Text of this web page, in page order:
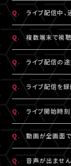
2.推奨環境から
ご利用の環境
い可能性がご
スマートフォン
リ内ブラウジン
は「Safari」、
用ください。
3.全て半角英数
必ず半角数字
4.スペースが入
入力の際、前後
※「決済完了の
※アーカイブ配
す。
※コンビニ決済
金）完了後にご
力ください。
※パスワードを
えます。
▼以下もあわせ
1.ご登録のA!-
用になってい
2.推奨環境から
ご利用の環境
い可能性がござ
スマートフォン
リ内ブラウジン
は「Safari」、
A.
視聴チケットを
ID（メールアド
画面右上から
用されているメ
試しください。
※「決済完了の
ID（メールアド
Q. ライブ配信中、
A.
本配信の視聴
有線接続、もし
環境に伴う閲
負いかねます。
Q. 複数端末で視聴
A.
チケット1枚に
複数端末での
アウトされます。
Q. ライブ配信の
A.
ライブ配信の
の再生となりま
Q. ライブ配信を録
A.
原則、カメラ・
止いたします。
ただし各配信
録画・撮影・録
どへの無断転
Q. ライブ開始時刻
A.
リロード（再
ださい。
※リロード（再
Q. 動画が全画面
A.
視聴画面の右
Q. 音声が出ません